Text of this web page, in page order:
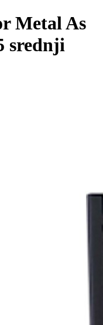
Metal As
srednji